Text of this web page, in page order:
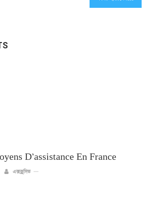
D’assistance En France
এক্সক্লুসিভ